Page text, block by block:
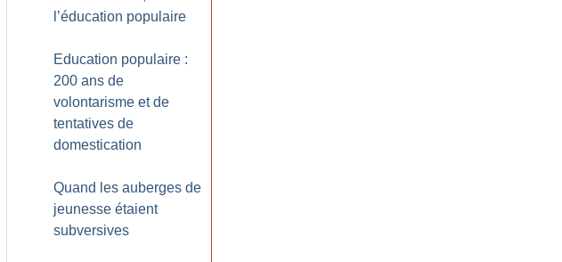
l’éducation populaire
Education populaire :
200 ans de
volontarisme et de
tentatives de
domestication
Quand les auberges de
jeunesse étaient
subversives